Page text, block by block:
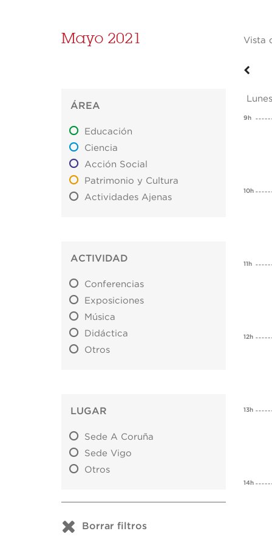
Mayo 2021 Vista
ÁREA
Educación
Ciencia
Acción Social
Patrimonio y Cultura
Actividades Ajenas
ACTIVIDAD
Conferencias
Exposiciones
Música
Didáctica
Otros
LUGAR
Sede A Coruña
Sede Vigo
Otros
Borrar filtros
9h
10h
11h
12h
13h
14h